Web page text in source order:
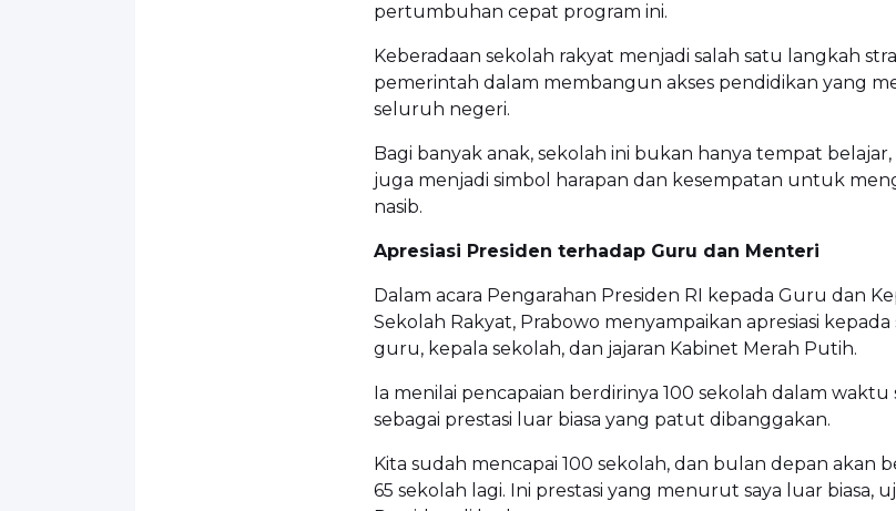
pertumbuhan cepat program ini.
Keberadaan sekolah rakyat menjadi salah satu langkah
pemerintah dalam membangun akses pendidikan yang
seluruh negeri.
Bagi banyak anak, sekolah ini bukan hanya tempat
juga menjadi simbol harapan dan kesempatan untuk
nasib.
Apresiasi Presiden terhadap Guru dan Menteri
Dalam acara Pengarahan Presiden RI kepada Guru dan
Sekolah Rakyat, Prabowo menyampaikan apresiasi
guru, kepala sekolah, dan jajaran Kabinet Merah Putih.
Ia menilai pencapaian berdirinya 100 sekolah dalam waktu
sebagai prestasi luar biasa yang patut dibanggakan.
Kita sudah mencapai 100 sekolah, dan bulan depan akan
65 sekolah lagi. Ini prestasi yang menurut saya luar biasa,